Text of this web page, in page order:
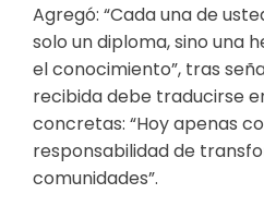
Agregó: “Cada una de
solo un diploma, sino una
el conocimiento”, tras
recibida debe traducirse
concretas: “Hoy apenas
responsabilidad de
comunidades”.